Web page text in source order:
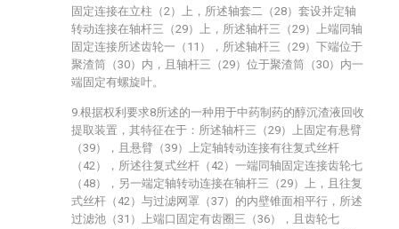
固定连接在立柱（2）上，所述轴套二（28）套设并定轴
转动连接在轴杆三（29）上，所述轴杆三（29）上端同轴
固定连接所述齿轮一（11），所述轴杆三（29）下端位于
聚渣筒（30）内，且轴杆三（29）位于聚渣筒（30）内一
端固定有螺旋叶。
9.根据权利要求8所述的一种用于中药制药的醇沉渣液回收
提取装置，其特征在于：所述轴杆三（29）上固定有悬臂
（39），且悬臂（39）上定轴转动连接有往复式丝杆
（42），所述往复式丝杆（42）一端同轴固定连接齿轮七
（48），另一端定轴转动连接在轴杆三（29）上，且往复
式丝杆（42）与过滤网罩（37）的内壁锥面相平行，所述
过滤池（31）上端口固定有齿圈三（36），且齿轮七